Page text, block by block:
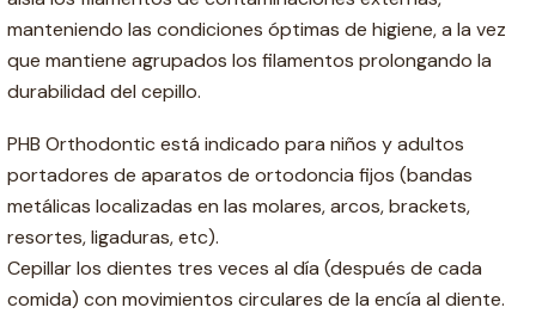
manteniendo las condiciones óptimas de higiene, a la vez
que mantiene agrupados los filamentos prolongando la
durabilidad del cepillo.
PHB Orthodontic está indicado para niños y adultos
portadores de aparatos de ortodoncia fijos (bandas
metálicas localizadas en las molares, arcos, brackets,
resortes, ligaduras, etc).
Cepillar los dientes tres veces al día (después de cada
comida) con movimientos circulares de la encía al diente.